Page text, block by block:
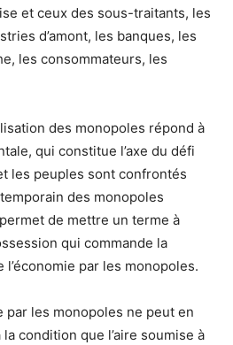
et ceux des sous-traitants, les
d’amont, les banques, les
les consommateurs, les
des monopoles répond à
qui constitue l’axe du défi
les peuples sont confrontés
des monopoles
de mettre un terme à
qui commande la
par les monopoles.
par les monopoles ne peut en
condition que l’aire soumise à